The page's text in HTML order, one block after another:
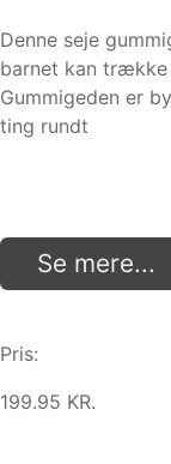
Denne seje
barnet kan trække
Gummigeden er
ting rundt
Se mere...
Pris:
199.95 KR.